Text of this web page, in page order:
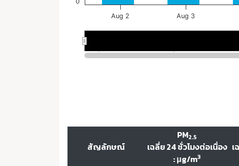
สัญลักษณ์
PM2.5
เฉลี่ย 24 ชั่วโมงต่อเนื่อง
: μg/m3
เ